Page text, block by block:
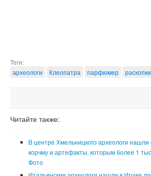
Теги:
археологи
Клеопатра парфюмер раскопки
Читайте также:
В центре Хмельницкого археологи нашли
корчму и артефакты, которым более 1
Фото